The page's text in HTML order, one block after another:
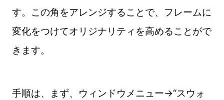
す。この角をアレンジすることで、フレームに
変化をつけてオリジナリティを高めることがで
きます。
手順は、まず、ウィンドウメニュー→“スウォ